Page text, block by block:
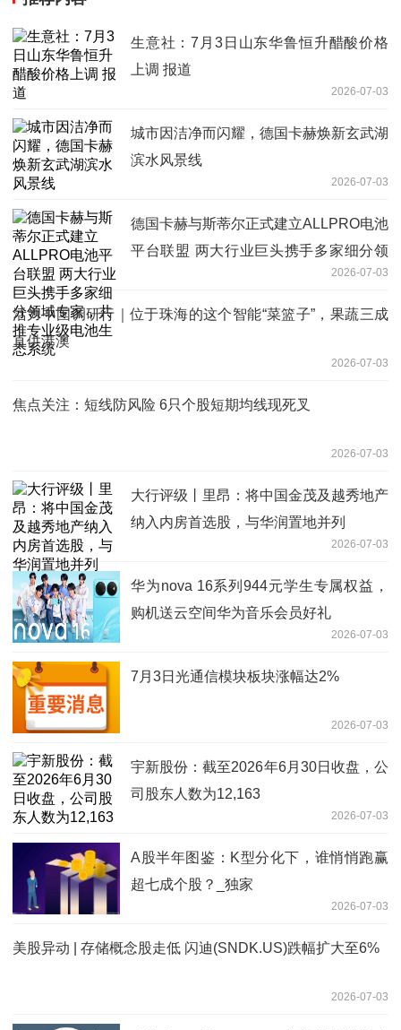
生意社：7月3日山东华鲁恒升醋酸价格
上调 报道
2026-07-03
城市因洁净而闪耀，德国卡赫焕新玄武湖
滨水风景线
2026-07-03
德国卡赫与斯蒂尔正式建立ALLPRO电池
平台联盟 两大行业巨头携手多家细分领
域专家，共推专业级电池生态系统2026-07-03
活力中国调研行｜位于珠海的这个智能“菜篮子”，果蔬三成
直供港澳
2026-07-03
焦点关注：短线防风险 6只个股短期均线现死叉
2026-07-03
大行评级丨里昂：将中国金茂及越秀地产
纳入内房首选股，与华润置地并列
2026-07-03
华为nova 16系列944元学生专属权益，
购机送云空间华为音乐会员好礼
2026-07-03
7月3日光通信模块板块涨幅达2%
2026-07-03
宇新股份：截至2026年6月30日收盘，公
司股东人数为12,163
2026-07-03
A股半年图鉴：K型分化下，谁悄悄跑赢
超七成个股？_独家
2026-07-03
美股异动 | 存储概念股走低 闪迪(SNDK.US)跌幅扩大至6%
2026-07-03